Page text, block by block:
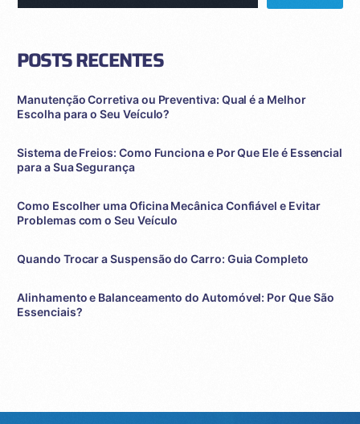
POSTS RECENTES
Manutenção Corretiva ou Preventiva: Qual é a Melhor
Escolha para o Seu Veículo?
Sistema de Freios: Como Funciona e Por Que Ele é Essencial
para a Sua Segurança
Como Escolher uma Oficina Mecânica Confiável e Evitar
Problemas com o Seu Veículo
Quando Trocar a Suspensão do Carro: Guia Completo
Alinhamento e Balanceamento do Automóvel: Por Que São
Essenciais?